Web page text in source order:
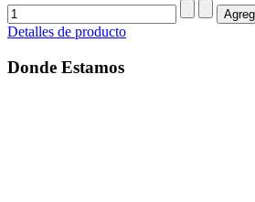
Detalles de producto
Donde Estamos